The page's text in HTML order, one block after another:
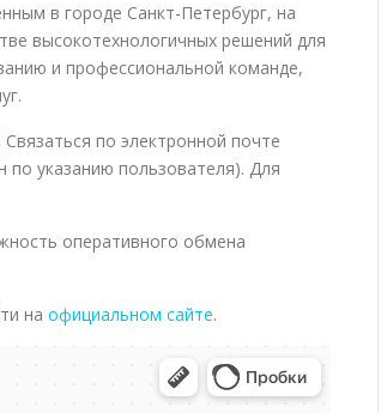
в городе Санкт-Петербург, на
высокотехнологичных решений для
и профессиональной команде,
. Связаться по электронной почте
указанию пользователя). Для
оперативного обмена
на официальном сайте.